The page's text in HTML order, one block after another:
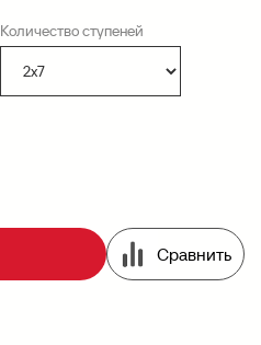
Количество ступеней
Сравнить